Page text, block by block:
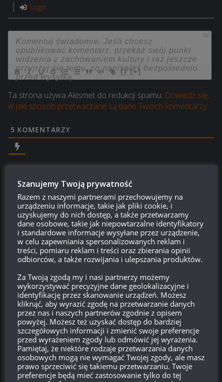
Login
750
{} [+]
Ta strona używa Akismet do redukcji spamu. Dowiedz się,
w jaki sposób przetwarzane są dane Twoich komentarzy.
5 KOMENTARZY
Kouzelnik_97
A gdzie klipy Cygana ?
3 Odpowiedz
Pesymista 06:42, 30 listopada 2020 06:42
Niech się zakończy już ten piekielny Maraton. Boże jak kolesie
się wykładają aby zdobyć po 200-300 expa bazowego. Nie
można normalnie grac z tą grę.
0 Odpowiedz
Pesymista 14:23, 29 listopada 2020 14:23
Szanujemy Twoją prywatność
Razem z naszymi partnerami przechowujemy na
urządzeniu informacje, takie jak pliki cookie, i
uzyskujemy do nich dostęp, a także przetwarzamy
dane osobowe, takie jak niepowtarzalne identyfikatory
i standardowe informacje wysyłane przez urządzenie,
w celu zapewniania spersonalizowanych reklam i
treści, pomiaru reklam i treści oraz zbierania opinii
odbiorców, a także rozwijania i ulepszania produktów.
Za Twoją zgodą my i nasi partnerzy możemy
wykorzystywać precyzyjne dane geolokalizacyjne i
identyfikację przez skanowanie urządzeń. Możesz
kliknąć, aby wyrazić zgodę na przetwarzanie danych
przez nas i naszych partnerów zgodnie z opisem
powyżej. Możesz też uzyskać dostęp do bardziej
szczegółowych informacji i zmienić swoje preferencje
przed wyrażeniem zgody lub odmówić jej wyrażenia.
Pamiętaj, że niektóre rodzaje przetwarzania danych
osobowych mogą nie wymagać Twojej zgody, ale masz
prawo sprzeciwić się takiemu przetwarzaniu. Twoje
preferencje będą mieć zastosowanie tylko do tej